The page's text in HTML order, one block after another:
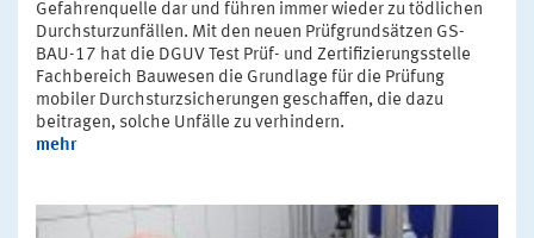
Gefahrenquelle dar und führen immer wieder zu tödlichen
Durchsturzunfällen. Mit den neuen Prüfgrundsätzen GS-
BAU-17 hat die DGUV Test Prüf- und Zertifizierungsstelle
Fachbereich Bauwesen die Grundlage für die Prüfung
mobiler Durchsturzsicherungen geschaffen, die dazu
beitragen, solche Unfälle zu verhindern.
mehr